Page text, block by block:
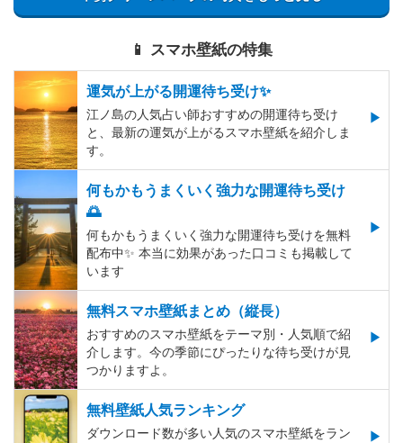
📱 スマホ壁紙の特集
運気が上がる開運待ち受け✨
江ノ島の人気占い師おすすめの開運待ち受け
と、最新の運気が上がるスマホ壁紙を紹介しま
す。
何もかもうまくいく強力な開運待ち受け
🌅
何もかもうまくいく強力な開運待ち受けを無料
配布中✨️ 本当に効果があった口コミも掲載して
います
無料スマホ壁紙まとめ（縦長）
おすすめのスマホ壁紙をテーマ別・人気順で紹
介します。今の季節にぴったりな待ち受けが見
つかりますよ。
無料壁紙人気ランキング
ダウンロード数が多い人気のスマホ壁紙をラン